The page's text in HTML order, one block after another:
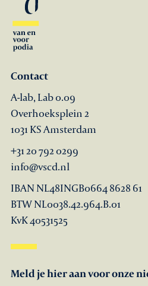
Contact
A-lab, Lab 0.09
Overhoeksplein 2
1031 KS Amsterdam
+31 20 792 0299
info@vscd.nl
IBAN NL48INGB0664 8628 61
BTW NL0038.42.964.B.01
KvK 40531525
Meld je hier aan voor onze